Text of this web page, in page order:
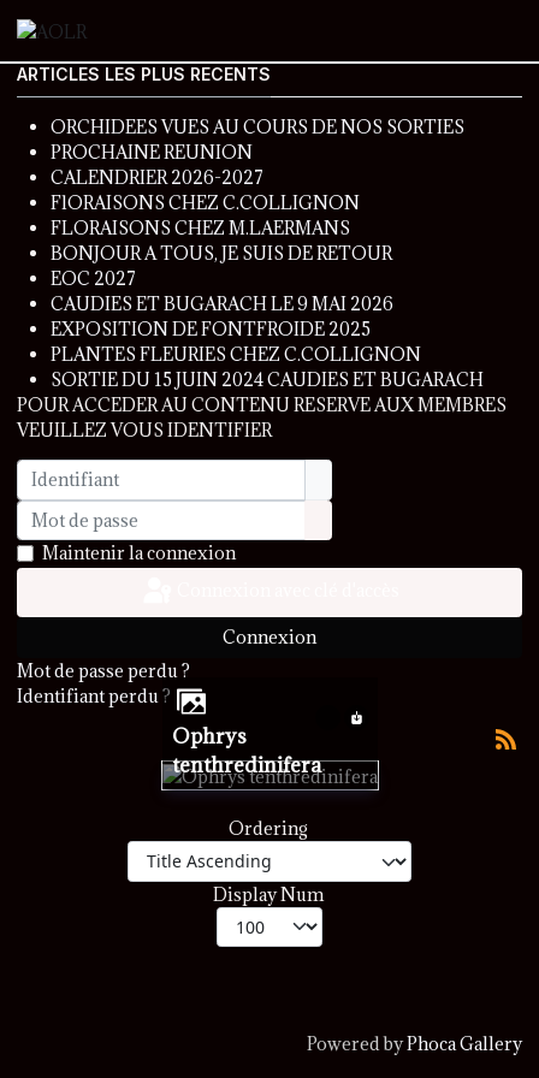
ARTICLES LES PLUS RECENTS
ORCHIDEES VUES AU COURS DE NOS SORTIES
PROCHAINE REUNION
CALENDRIER 2026-2027
FlORAISONS CHEZ C.COLLIGNON
FLORAISONS CHEZ M.LAERMANS
BONJOUR A TOUS, JE SUIS DE RETOUR
EOC 2027
CAUDIES ET BUGARACH LE 9 MAI 2026
EXPOSITION DE FONTFROIDE 2025
PLANTES FLEURIES CHEZ C.COLLIGNON
SORTIE DU 15 JUIN 2024 CAUDIES ET BUGARACH
POUR ACCEDER AU CONTENU RESERVE AUX MEMBRES
VEUILLEZ VOUS IDENTIFIER
Identifiant
Mot de passe
Afficher le mot de passe
Maintenir la connexion
Connexion
Mot de passe perdu ?
Identifiant perdu ?
Ophrys
tenthredinifera
Ordering
Display Num
Powered byPhoca Gallery